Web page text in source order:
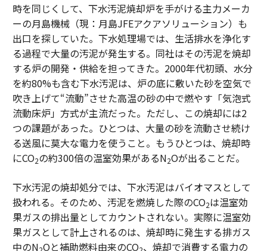
時を同じくして、下水汚泥焼却炉を手がける主力メーカ
ーの月島機械（現：月島JFEアクアソリューション）も
出口を探していた。下水処理場では、生活排水を浄化す
る過程で大量の汚泥が発生する。同社はその汚泥を焼却
する炉の開発・供給を担ってきた。2000年代初頭、水分
を約80%も含む下水汚泥は、炉の底に敷いた砂を空気で
吹き上げて“流動”させた高温の砂の中で燃やす「気泡式
流動床炉」方式が主流だった。ただし、この焼却には2
つの課題があった。ひとつは、大量の砂を流動させ続け
る送風に莫大な電力を使うこと。もうひとつは、焼却時
にCO2の約300倍の温室効果があるN2Oが出ることだ。
下水汚泥の焼却処分では、下水汚泥はバイオマスとして
扱われる。そのため、汚泥を燃焼した際のCO2は温室効
果ガスの排出量としてカウントされない。実際に温室効
果ガスとして計上されるのは、焼却時に発生する排ガス
中のN Oと補助燃料由来のCO 、焼却で消費する電力の